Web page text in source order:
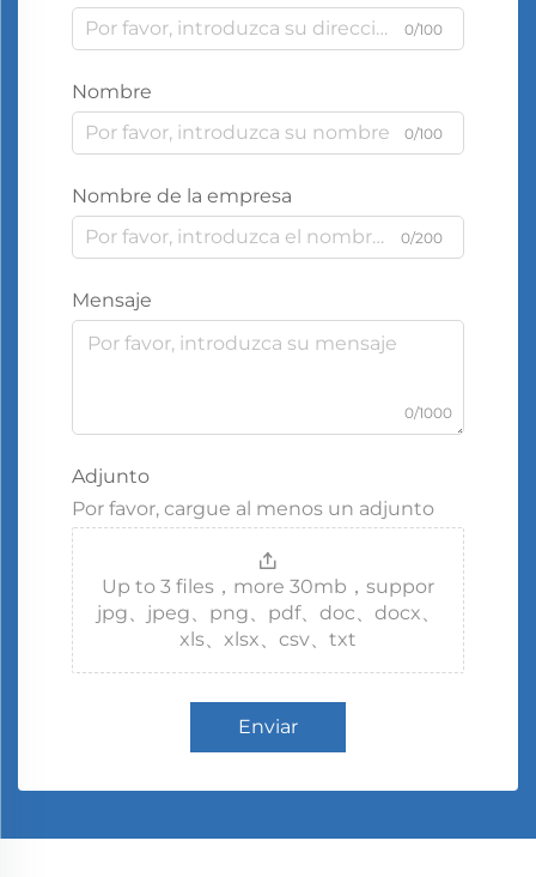
0/100
Nombre
0/100
Nombre de la empresa
0/200
Mensaje
0/1000
Adjunto
Por favor, cargue al menos un adjunto
Up to 3 files，more 30mb，suppor
jpg、jpeg、png、pdf、doc、docx、
xls、xlsx、csv、txt
Enviar